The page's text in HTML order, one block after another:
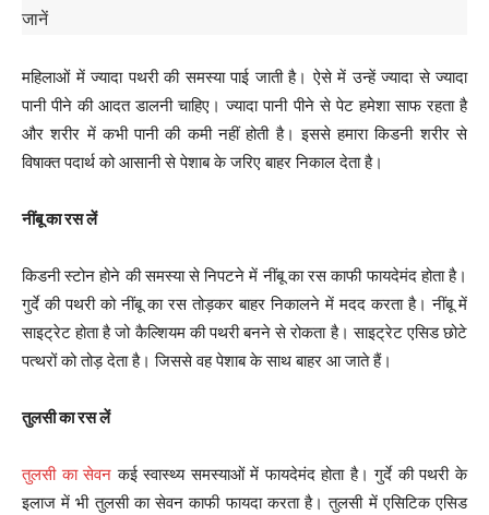
जानें
महिलाओं में ज्यादा पथरी की समस्या पाई जाती है। ऐसे में उन्हें ज्यादा से ज्यादा
पानी पीने की आदत डालनी चाहिए। ज्यादा पानी पीने से पेट हमेशा साफ रहता है
और शरीर में कभी पानी की कमी नहीं होती है। इससे हमारा किडनी शरीर से
विषाक्त पदार्थ को आसानी से पेशाब के जरिए बाहर निकाल देता है।
नींबू का रस लें
किडनी स्टोन होने की समस्या से निपटने में नींबू का रस काफी फायदेमंद होता है।
गुर्दे की पथरी को नींबू का रस तोड़कर बाहर निकालने में मदद करता है। नींबू में
साइट्रेट होता है जो कैल्शियम की पथरी बनने से रोकता है। साइट्रेट एसिड छोटे
पत्थरों को तोड़ देता है। जिससे वह पेशाब के साथ बाहर आ जाते हैं।
तुलसी का रस लें
तुलसी का सेवन कई स्वास्थ्य समस्याओं में फायदेमंद होता है। गुर्दे की पथरी के
इलाज में भी तुलसी का सेवन काफी फायदा करता है। तुलसी में एसिटिक एसिड